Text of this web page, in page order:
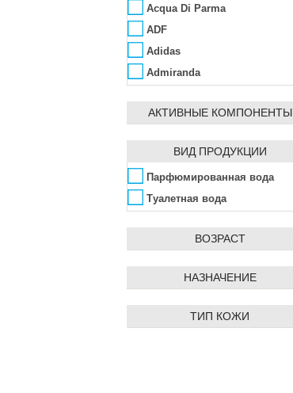
Acqua Di Parma
ADF
Adidas
Admiranda
Affinity Bay
Ahava
Ainhoa
Alba Botanica
Algotherm
Allpresan
АКТИВНЫЕ КОМПОНЕНТЫ
ВИД ПРОДУКЦИИ
Парфюмированная вода
Туалетная вода
ВОЗРАСТ
НАЗНАЧЕНИЕ
ТИП КОЖИ